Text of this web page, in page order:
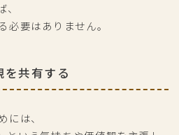
必要はありません。
共有する
には、